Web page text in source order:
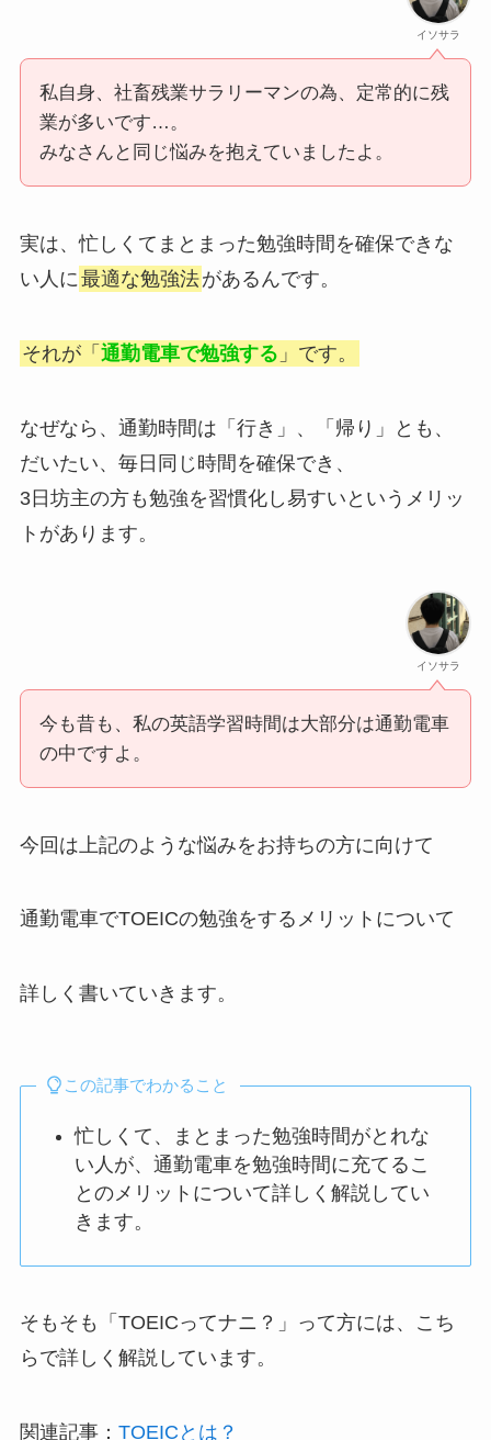
イソサラ
私自身、社畜残業サラリーマンの為、定常的に残
業が多いです…。
みなさんと同じ悩みを抱えていましたよ。
実は、忙しくてまとまった勉強時間を確保できな
い人に最適な勉強法があるんです。
それが「 通勤電車で勉強する 」です。
なぜなら、通勤時間は「行き」、「帰り」とも、
だいたい、毎日同じ時間を確保でき、
3日坊主の方も勉強を習慣化し易すいというメリッ
トがあります。
イソサラ
今も昔も、私の英語学習時間は大部分は通勤電車
の中ですよ。
今回は上記のような悩みをお持ちの方に向けて
通勤電車でTOEICの勉強をするメリットについて
詳しく書いていきます。
この記事でわかること
忙しくて、まとまった勉強時間がとれな
い人が、通勤電車を勉強時間に充てるこ
とのメリットについて詳しく解説してい
きます。
そもそも「TOEICってナニ？」って方には、こち
らで詳しく解説しています。
関連記事： TOEICとは？